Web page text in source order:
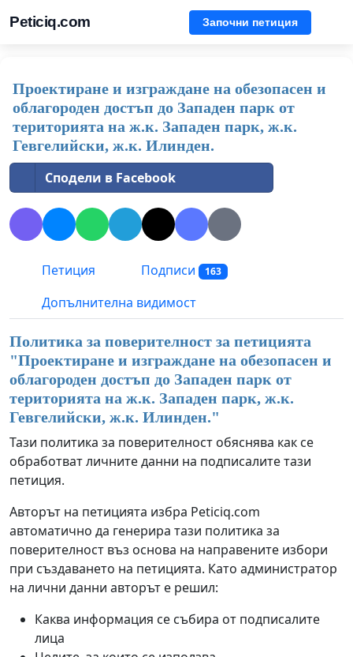
Peticiq.com Започни петиция
Проектиране и изграждане на обезопасен и
облагороден достъп до Западен парк от
територията на ж.к. Западен парк, ж.к.
Гевгелийски, ж.к. Илинден.
Сподели в Facebook
Петиция Подписи 163
Допълнителна видимост
Политика за поверителност за петицията
"Проектиране и изграждане на обезопасен и
облагороден достъп до Западен парк от
територията на ж.к. Западен парк, ж.к.
Гевгелийски, ж.к. Илинден."
Тази политика за поверителност обяснява как се
обработват личните данни на подписалите тази
петиция.
Авторът на петицията избра Peticiq.com
автоматично да генерира тази политика за
поверителност въз основа на направените избори
при създаването на петицията. Като администратор
на лични данни авторът е решил:
Каква информация се събира от подписалите
лица